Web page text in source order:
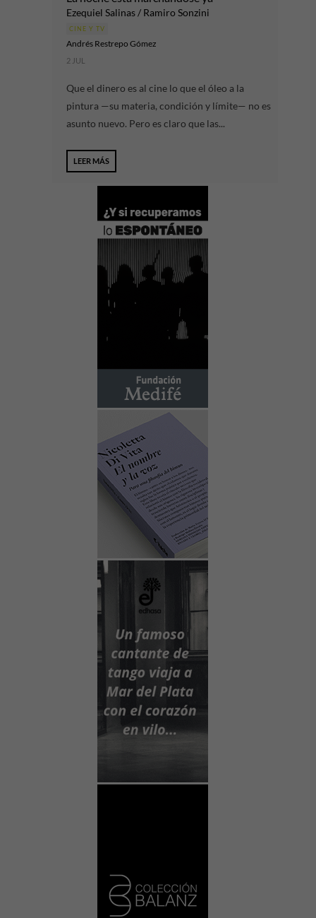
Ezequiel Salinas / Ramiro Sonzini
CINE Y TV
Andrés Restrepo Gómez
2 JUL
Que el dinero es al cine lo que el óleo a la
pintura —su materia, condición y límite— no es
asunto nuevo. Pero es claro que las...
LEER MÁS